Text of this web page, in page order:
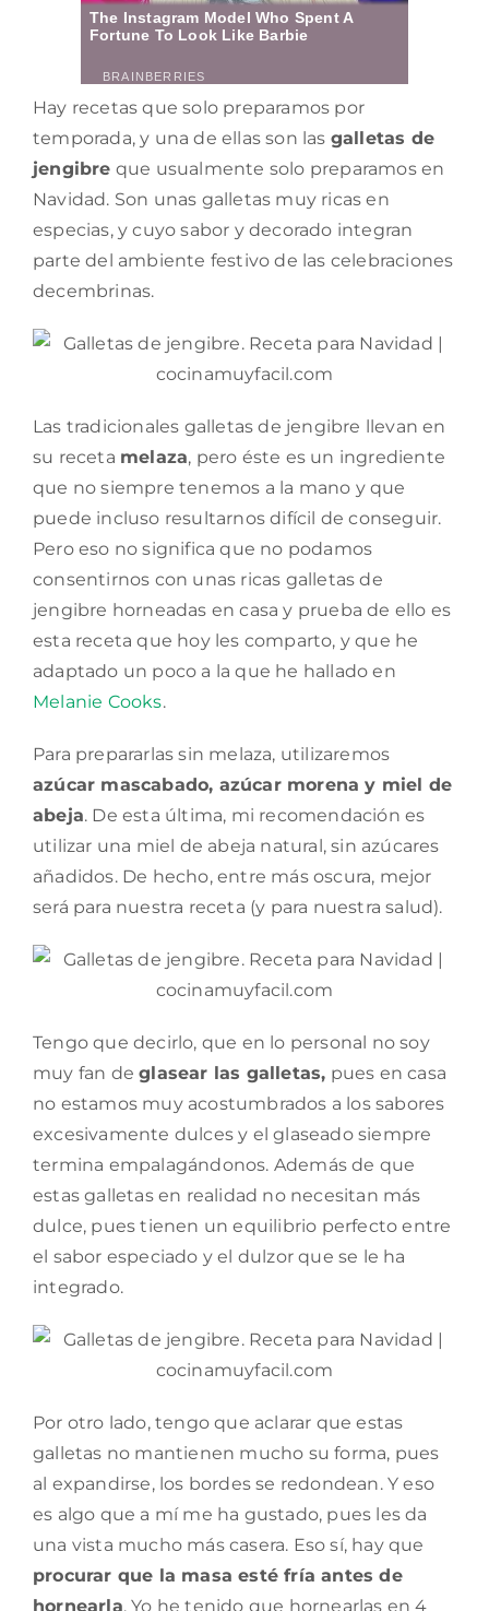
Hay recetas que solo preparamos por
temporada, y una de ellas son las galletas de
jengibre que usualmente solo preparamos en
Navidad. Son unas galletas muy ricas en
especias, y cuyo sabor y decorado integran
parte del ambiente festivo de las celebraciones
decembrinas.
Las tradicionales galletas de jengibre llevan en
su receta melaza, pero éste es un ingrediente
que no siempre tenemos a la mano y que
puede incluso resultarnos difícil de conseguir.
Pero eso no significa que no podamos
consentirnos con unas ricas galletas de
jengibre horneadas en casa y prueba de ello es
esta receta que hoy les comparto, y que he
adaptado un poco a la que he hallado en
Melanie Cooks.
Para prepararlas sin melaza, utilizaremos
azúcar mascabado, azúcar morena y miel de
abeja. De esta última, mi recomendación es
utilizar una miel de abeja natural, sin azúcares
añadidos. De hecho, entre más oscura, mejor
será para nuestra receta (y para nuestra salud).
Tengo que decirlo, que en lo personal no soy
muy fan deglasear las galletas, pues en casa
no estamos muy acostumbrados a los sabores
excesivamente dulces y el glaseado siempre
termina empalagándonos. Además de que
estas galletas en realidad no necesitan más
dulce, pues tienen un equilibrio perfecto entre
el sabor especiado y el dulzor que se le ha
integrado.
Por otro lado, tengo que aclarar que estas
galletas no mantienen mucho su forma, pues
al expandirse, los bordes se redondean. Y eso
es algo que a mí me ha gustado, pues les da
una vista mucho más casera. Eso sí, hay que
procurar que la masa esté fría antes de
hornearla. Yo he tenido que hornearlas en 4